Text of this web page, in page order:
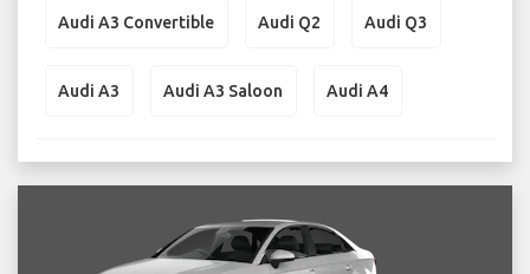
Audi A3 Convertible Audi Q2 Audi Q3
Audi A3 Audi A3 Saloon Audi A4